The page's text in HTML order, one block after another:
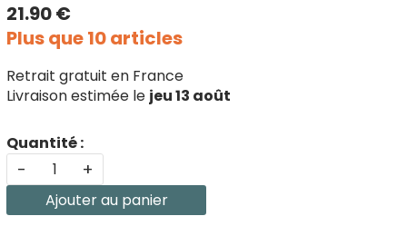
21.90 €
Plus que 10 articles
Retrait gratuit en France
Livraison estimée le jeu 13 août
Quantité :
- +
Ajouter au panier